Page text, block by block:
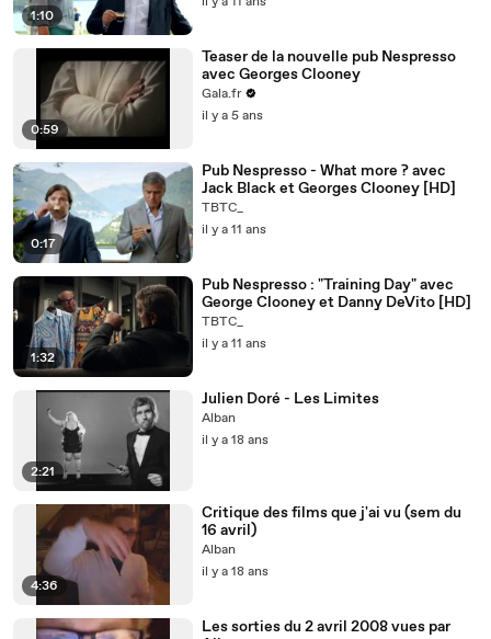
1:10
0:59
Teaser de la nouvelle pub Nespresso
avec Georges Clooney
Gala.fr
il y a 5 ans
0:17
Pub Nespresso - What more ? avec
Jack Black et Georges Clooney [HD]
TBTC_
il y a 11 ans
1:32
Pub Nespresso : "Training Day" avec
George Clooney et Danny DeVito [HD]
TBTC_
il y a 11 ans
2:21
Julien Doré - Les Limites
Alban
il y a 18 ans
4:36
Critique des films que j'ai vu (sem du
16 avril)
Alban
il y a 18 ans
Les sorties du 2 avril 2008 vues par